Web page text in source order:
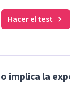
Hacer el test
implica la